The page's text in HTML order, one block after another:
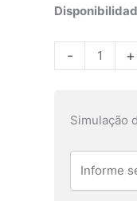
-
Térmico
RFCT515
+
Simulação